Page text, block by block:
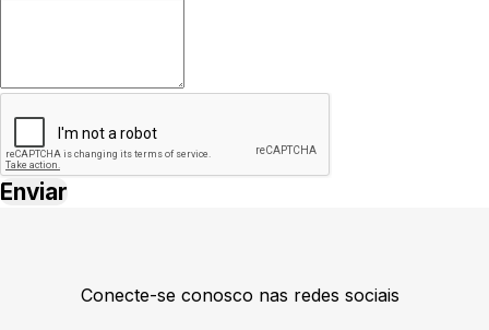
Conecte-se conosco nas redes sociais